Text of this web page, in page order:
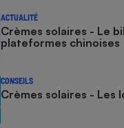
ACTUALITÉ
Crèmes solaires - Le
plateformes chinoises
CONSEILS
Crèmes solaires - Les